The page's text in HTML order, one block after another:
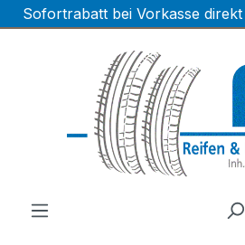
Zum Hauptinhalt springen
Sofortrabatt bei Vorkasse